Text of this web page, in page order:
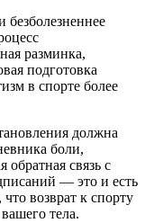
безболезненнее
разминка,
подготовка
в спорте более
должна
боли,
связь с
— это и есть
возврат к спорту
тела.